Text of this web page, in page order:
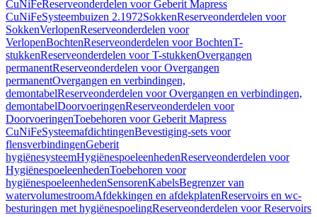
CuNiFeReserveonderdelen voor Geberit Mapress
CuNiFeSysteembuizen 2.1972SokkenReserveonderdelen voor
SokkenVerlopenReserveonderdelen voor
VerlopenBochtenReserveonderdelen voor BochtenT-
stukkenReserveonderdelen voor T-stukkenOvergangen
permanentReserveonderdelen voor Overgangen
permanentOvergangen en verbindingen,
demontabelReserveonderdelen voor Overgangen en verbindingen,
demontabelDoorvoeringenReserveonderdelen voor
DoorvoeringenToebehoren voor Geberit Mapress
CuNiFeSysteemafdichtingenBevestiging-sets voor
flensverbindingenGeberit
hygiënesysteemHygiënespoeleenhedenReserveonderdelen voor
HygiënespoeleenhedenToebehoren voor
hygiënespoeleenhedenSensorenKabelsBegrenzer van
watervolumestroomAfdekkingen en afdekplatenReservoirs en wc-
besturingen met hygiënespoelingReserveonderdelen voor Reservoirs